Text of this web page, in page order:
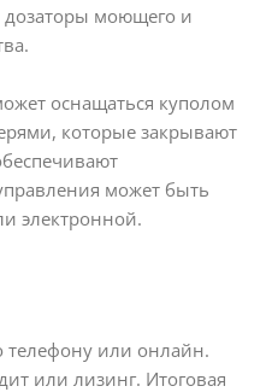
дозаторы моющего и
оснащаться куполом
которые закрывают
может быть
электронной.
телефону или онлайн.
или лизинг. Итоговая